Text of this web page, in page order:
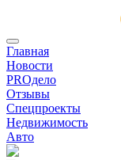
Главная
Новости
PROдело
Отзывы
Спецпроекты
Недвижимость
Авто